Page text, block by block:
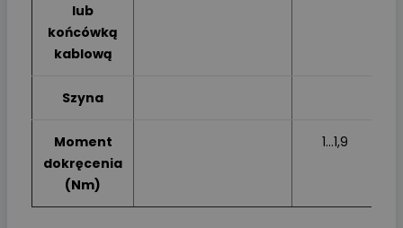
lub
końcówką
kablową
Szyna
Moment
dokręcenia
(Nm)
1...1,9